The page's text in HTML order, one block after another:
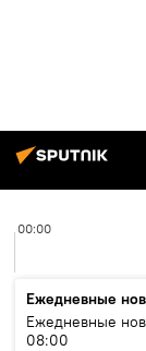
00:00
Ежедневные
Ежедневные
08:00